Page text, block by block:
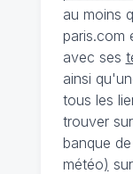
au moins
paris.com
avec ses
ainsi
tous les
trouver
banque
météo)